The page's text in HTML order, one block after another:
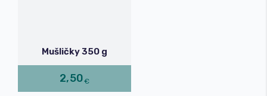
Mušličky 350 g
2,50€